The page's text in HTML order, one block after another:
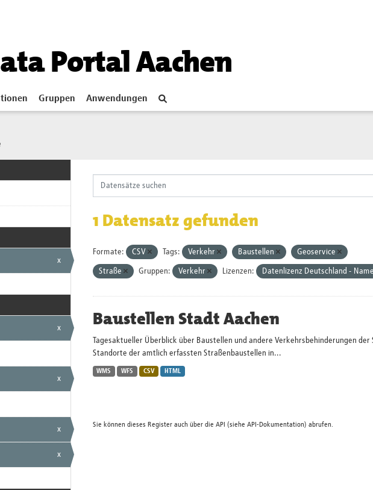
Portal Aachen
Gruppen Anwendungen
x
x
x
x
x
1 Datensatz gefunden
Formate: CSV Tags: Verkehr Baustellen Geoservice
Straße Gruppen: Verkehr Lizenzen: Datenlizenz Deutschland -
Baustellen Stadt Aachen
Tagesaktueller Überblick über Baustellen und andere Verkehrsbehinderungen
Standorte der amtlich erfassten Straßenbaustellen in...
WMS WFS CSV HTML
Sie können dieses Register auch über die API (siehe API-Dokumentation) abrufen.